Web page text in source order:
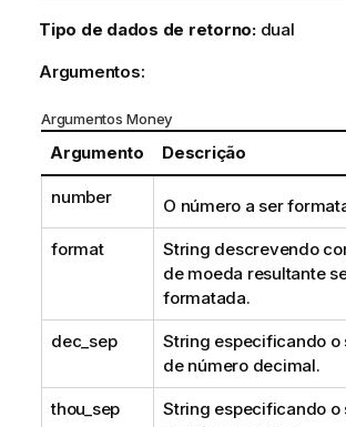
Tipo de dados de retorno: dual
Argumentos:
Argumentos Money
Argumento Descrição
number O número a ser
format
String descrevendo
de moeda resultante
formatada.
dec_sep
String especificando o
de número decimal.
thou_sep
String especificando o